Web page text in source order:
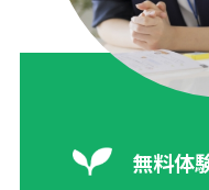
無料体